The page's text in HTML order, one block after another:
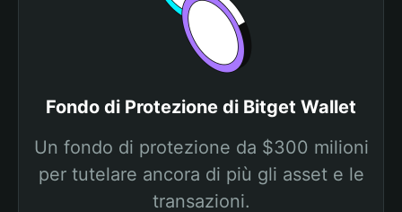
Fondo di Protezione di Bitget Wallet
Un fondo di protezione da $300 milioni
per tutelare ancora di più gli asset e le
transazioni.